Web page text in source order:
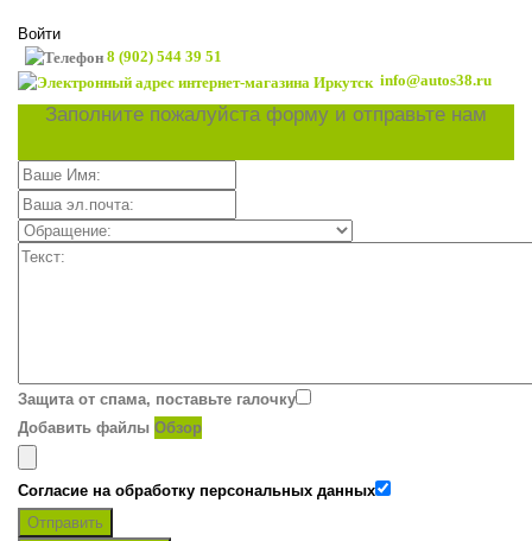
Войти
8 (902) 544 39 51
info@autos38.ru
Заполните пожалуйста форму и отправьте нам
Защита от спама, поставьте галочку
Добавить файлы Обзор
Согласие на обработку персональных данных
Отправить